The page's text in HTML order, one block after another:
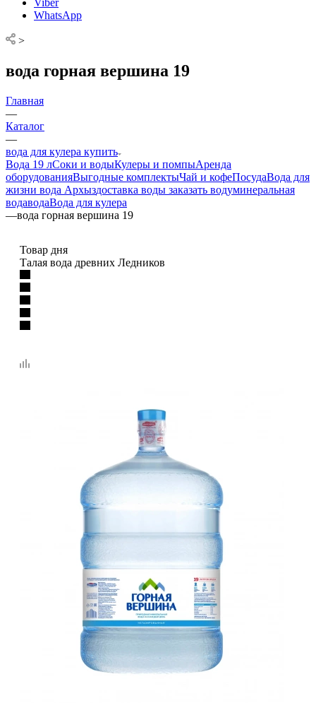
Viber
WhatsApp
>
вода горная вершина 19
Главная
—
Каталог
—
вода для кулера купить
Вода 19 лСоки и водыКулеры и помпыАренда
оборудованияВыгодные комплектыЧай и кофеПосудаВода для
жизни вода Архыздоставка воды заказать водуминеральная
водаводаВода для кулера
—вода горная вершина 19
Товар дня
Талая вода древних Ледников